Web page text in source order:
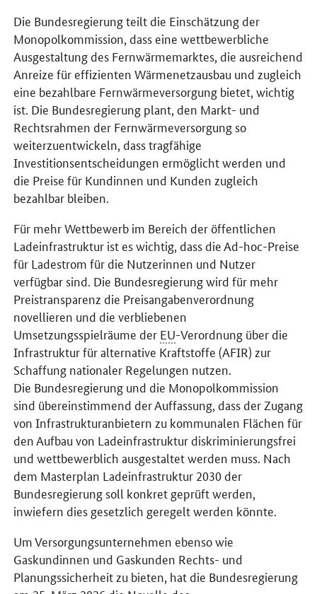
Die Bundesregierung teilt die Einschätzung der
Monopolkommission, dass eine wettbewerbliche
Ausgestaltung des Fernwärmemarktes, die ausreichend
Anreize für effizienten Wärmenetzausbau und zugleich
eine bezahlbare Fernwärmeversorgung bietet, wichtig
ist. Die Bundesregierung plant, den Markt- und
Rechtsrahmen der Fernwärmeversorgung so
weiterzuentwickeln, dass tragfähige
Investitionsentscheidungen ermöglicht werden und
die Preise für Kundinnen und Kunden zugleich
bezahlbar bleiben.
Für mehr Wettbewerb im Bereich der öffentlichen
Ladeinfrastruktur ist es wichtig, dass die Ad-hoc-Preise
für Ladestrom für die Nutzerinnen und Nutzer
verfügbar sind. Die Bundesregierung wird für mehr
Preistransparenz die Preisangabenverordnung
novellieren und die verbliebenen
Umsetzungsspielräume der EU-Verordnung über die
Infrastruktur für alternative Kraftstoffe (AFIR) zur
Schaffung nationaler Regelungen nutzen.
Die Bundesregierung und die Monopolkommission
sind übereinstimmend der Auffassung, dass der Zugang
von Infrastrukturanbietern zu kommunalen Flächen für
den Aufbau von Ladeinfrastruktur diskriminierungsfrei
und wettbewerblich ausgestaltet werden muss. Nach
dem Masterplan Ladeinfrastruktur 2030 der
Bundesregierung soll konkret geprüft werden,
inwiefern dies gesetzlich geregelt werden könnte.
Um Versorgungsunternehmen ebenso wie
Gaskundinnen und Gaskunden Rechts- und
Planungssicherheit zu bieten, hat die Bundesregierung